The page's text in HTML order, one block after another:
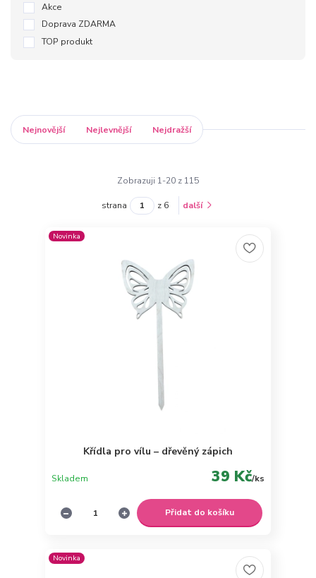
Akce
Doprava ZDARMA
TOP produkt
Nejnovější Nejlevnější Nejdražší
Zobrazuji 1-20 z 115
strana z 6 další
Novinka
Křídla pro vílu – dřevěný zápich
39 Kč/ks
Skladem
Přidat do košíku
Novinka